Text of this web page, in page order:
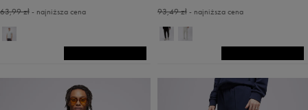
63,99 zł- najniższa cena 93,49 zł- najniższa cena